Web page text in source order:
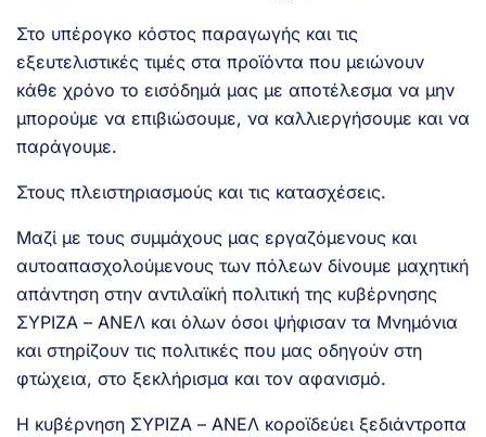
Στο υπέρογκο κόστος παραγωγής και τις
εξευτελιστικές τιμές στα προϊόντα που μειώνουν
κάθε χρόνο το εισόδημά μας με αποτέλεσμα να μην
μπορούμε να επιβιώσουμε, να καλλιεργήσουμε και να
παράγουμε.
Στους πλειστηριασμούς και τις κατασχέσεις.
Μαζί με τους συμμάχους μας εργαζόμενους και
αυτοαπασχολούμενους των πόλεων δίνουμε μαχητική
απάντηση στην αντιλαϊκή πολιτική της κυβέρνησης
ΣΥΡΙΖΑ – ΑΝΕΛ και όλων όσοι ψήφισαν τα Μνημόνια
και στηρίζουν τις πολιτικές που μας οδηγούν στη
φτώχεια, στο ξεκλήρισμα και τον αφανισμό.
Η κυβέρνηση ΣΥΡΙΖΑ – ΑΝΕΛ κοροϊδεύει ξεδιάντροπα